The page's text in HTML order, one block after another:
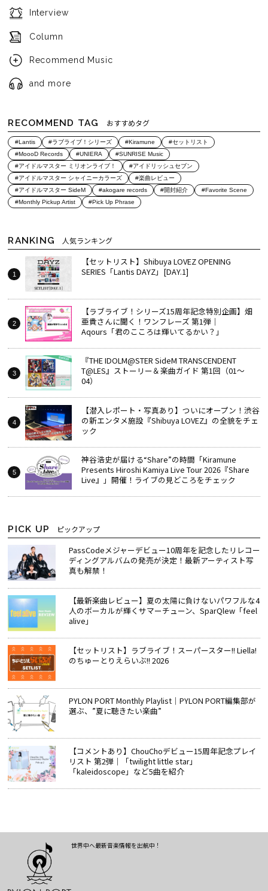
Interview
Column
Recommend Music
and more
RECOMMEND TAG おすすめタグ
#Lantis #ラブライブ！シリーズ #Kiramune
#セットリスト
#MoooD Records
#UNIERA
#SUNRISE Music
#アイドルマスター ミリオンライブ！
#アイドリッシュセブン
#アイドルマスター シャイニーカラーズ
#楽曲レビュー
#アイドルマスター SideM
#akogare records #開封紹介
#Favorite Scene
#Monthly Pickup Artist
#Pick Up Phrase
RANKING 人気ランキング
【セットリスト】Shibuya LOVEZ OPENING
SERIES「Lantis DAYZ」[DAY.1]
【ラブライブ！シリーズ15周年記念特別企画】畑
亜貴さんに聞く！ワンフレーズ 第1弾｜
Aqours「君のこころは輝いてるかい？」
『THE IDOLM@STER SideM TRANSCENDENT
T@LES』ストーリー＆楽曲ガイド 第1回（01～
04）
【潜入レポート・写真あり】ついにオープン！渋谷
の新エンタメ施設『Shibuya LOVEZ』の全貌をチェ
ック
神谷浩史が届ける“Share”の時間――「Kiramune
Presents Hiroshi Kamiya Live Tour 2026『Share
Live』」開催！ライブの見どころをチェック
PICK UP ピックアップ
PassCodeメジャーデビュー10周年を記念したリレコー
ディングアルバムの発売が決定！最新アーティスト写
真も解禁！
【最新楽曲レビュー】夏の太陽に負けないパワフルな4
人のボーカルが輝くサマーチューン、SparQlew「feel
alive」
【セットリスト】ラブライブ！スーパースター!! Liella!
のちゅーとりえらいぶ!! 2026
PYLON PORT Monthly Playlist│PYLON PORT編集部が
選ぶ、”夏に聴きたい楽曲”
【コメントあり】ChouChoデビュー15周年記念プレイ
リスト 第2弾｜「twilight little star」
「kaleidoscope」など5曲を紹介
世界中へ最新音楽情報を出航中！